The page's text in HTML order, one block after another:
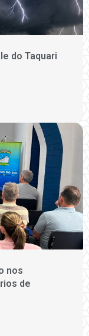
do Taquari
nos
de